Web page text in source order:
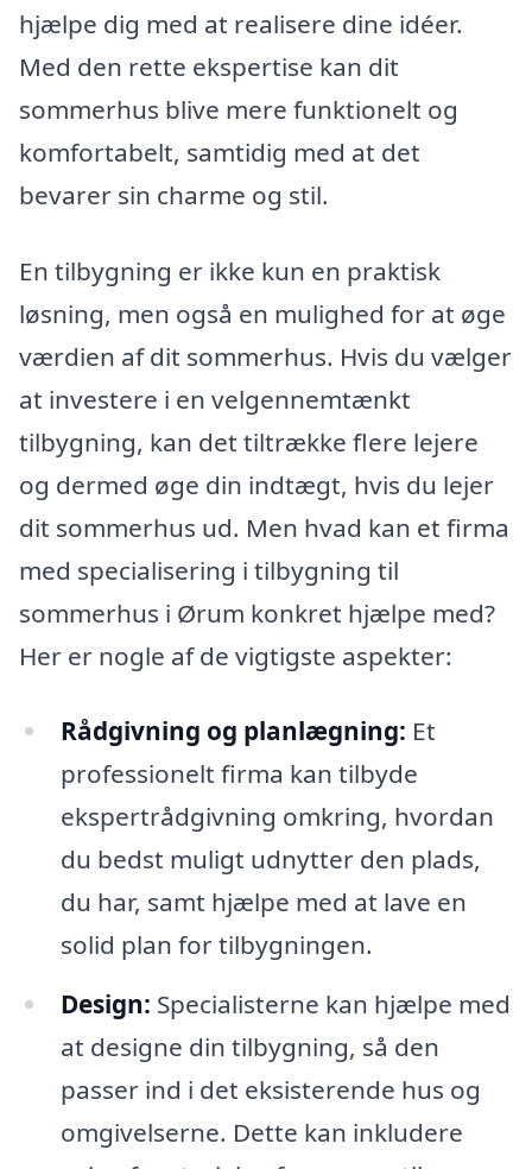
hjælpe dig med at realisere dine idéer.
Med den rette ekspertise kan dit
sommerhus blive mere funktionelt og
komfortabelt, samtidig med at det
bevarer sin charme og stil.
En tilbygning er ikke kun en praktisk
løsning, men også en mulighed for at øge
værdien af dit sommerhus. Hvis du vælger
at investere i en velgennemtænkt
tilbygning, kan det tiltrække flere lejere
og dermed øge din indtægt, hvis du lejer
dit sommerhus ud. Men hvad kan et firma
med specialisering i tilbygning til
sommerhus i Ørum konkret hjælpe med?
Her er nogle af de vigtigste aspekter:
Rådgivning og planlægning: Et
professionelt firma kan tilbyde
ekspertrådgivning omkring, hvordan
du bedst muligt udnytter den plads,
du har, samt hjælpe med at lave en
solid plan for tilbygningen.
Design: Specialisterne kan hjælpe med
at designe din tilbygning, så den
passer ind i det eksisterende hus og
omgivelserne. Dette kan inkludere